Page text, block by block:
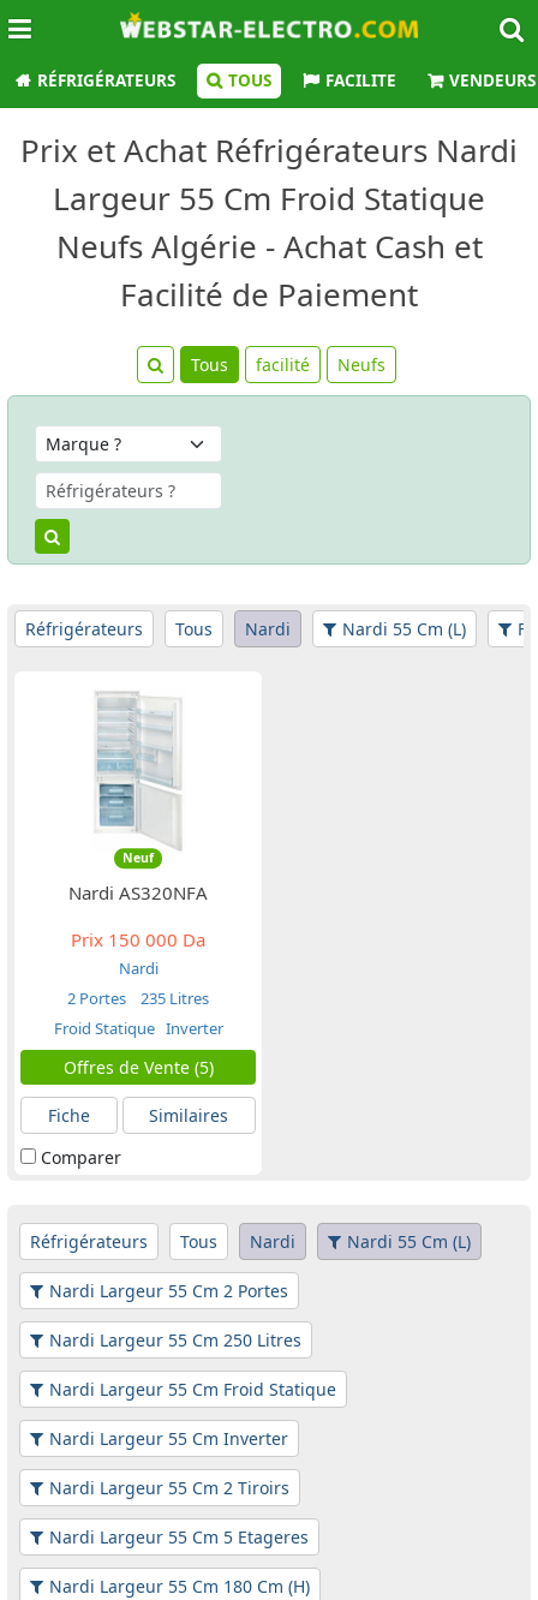
RÉFRIGÉRATEURS TOUS FACILITE VENDEURS
Prix et Achat Réfrigérateurs Nardi
Largeur 55 Cm Froid Statique
Neufs Algérie - Achat Cash et
Facilité de Paiement
Tous facilité Neufs
Réfrigérateurs Tous Nardi Nardi 55 Cm (L)
Neuf
Nardi AS320NFA
Prix 150 000 Da
Nardi
2 Portes
235 Litres
Froid Statique Inverter
Offres de Vente (5)
Fiche
Similaires
Comparer
Réfrigérateurs Tous Nardi Nardi 55 Cm (L)
Nardi Largeur 55 Cm 2 Portes
Nardi Largeur 55 Cm 250 Litres
Nardi Largeur 55 Cm Froid Statique
Nardi Largeur 55 Cm Inverter
Nardi Largeur 55 Cm 2 Tiroirs
Nardi Largeur 55 Cm 5 Etageres
Nardi Largeur 55 Cm 180 Cm (H)